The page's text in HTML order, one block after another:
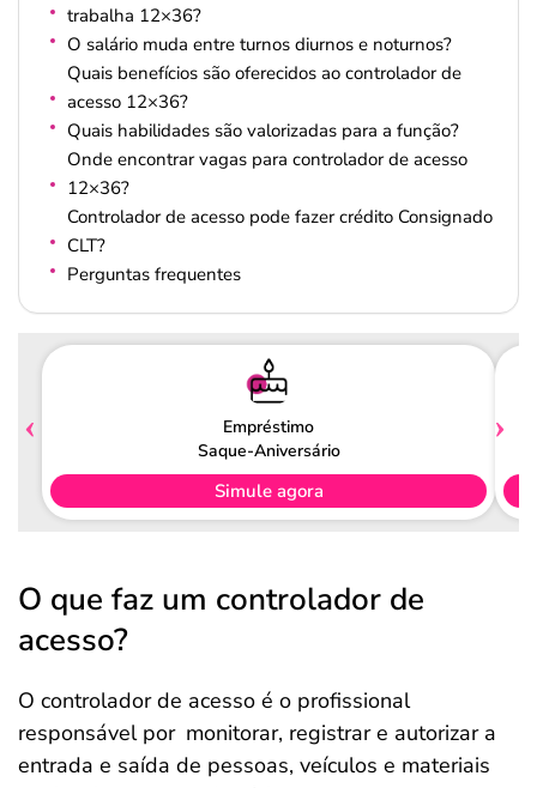
trabalha 12×36?
O salário muda entre turnos diurnos e noturnos?
Quais benefícios são oferecidos ao controlador de
acesso 12×36?
Quais habilidades são valorizadas para a função?
Onde encontrar vagas para controlador de acesso
12×36?
Controlador de acesso pode fazer crédito Consignado
CLT?
Perguntas frequentes
Empréstimo
Saque-Aniversário
Simule agora
O que faz um controlador de
acesso?
O controlador de acesso é o profissional
responsável por monitorar, registrar e autorizar a
entrada e saída de pessoas, veículos e materiais